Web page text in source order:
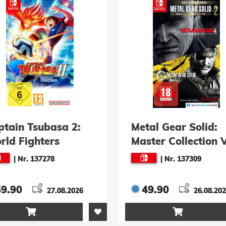
Gear Solid:
Collection Vol.
One Edition
| Nr. 137309
26.08.2026

EA Sports FC 27
| Nr. 137846
59.90
